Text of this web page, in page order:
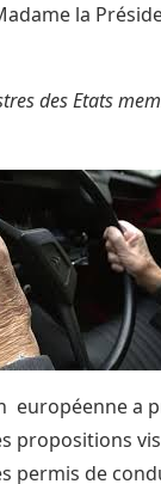
la
des Etats
européenne a
propositions
permis de